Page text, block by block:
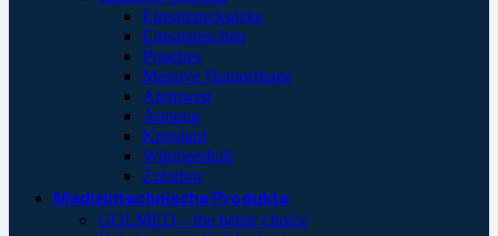
Einsatzrucksäcke
Einsatztaschen
Pouches
Massive Hemorrhage
Atemweg
Atmung
Kreislauf
Wärmeerhalt
Zubehör
Medizintechnische Produkte
GOLMED – the better choice